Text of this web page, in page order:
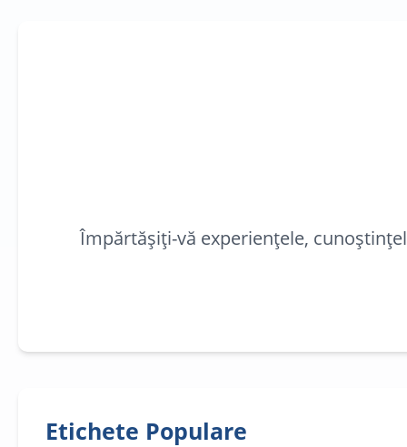
Împărtășiți-vă experiențele,
Etichete Populare